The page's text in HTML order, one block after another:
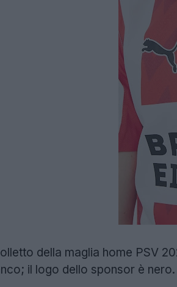
della maglia home PSV
il logo dello sponsor è nero.